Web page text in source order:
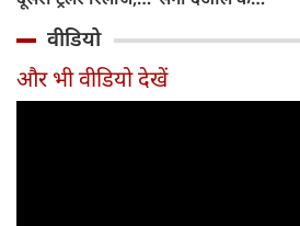
डरावना चैप्टर लेकर
लौट रही हॉरर
फ्रैंचाइजी
सुपरहीरोज़ से तुलना,
कही यह बात
वीडियो
और भी वीडियो देखें